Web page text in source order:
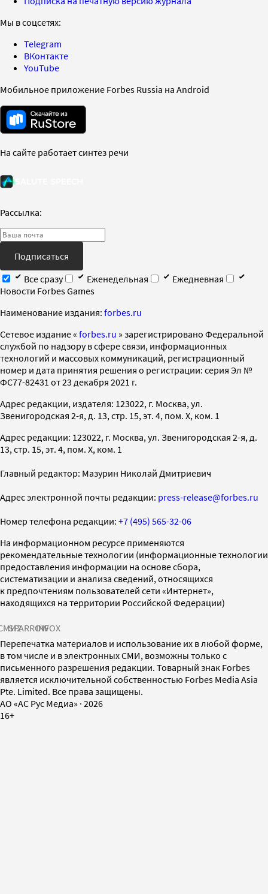
Мы в соцсетях:
Telegram
ВКонтакте
YouTube
Мобильное приложение Forbes Russia на Android
На сайте работает синтез речи
Рассылка:
Подписаться
Все сразу
Еженедельная
Ежедневная
Новости Forbes Games
Наименование издания: forbes.ru
Cетевое издание « forbes.ru » зарегистрировано Федеральной
службой по надзору в сфере связи, информационных
технологий и массовых коммуникаций, регистрационный
номер и дата принятия решения о регистрации: серия Эл №
ФС77-82431 от 23 декабря 2021 г.
Адрес редакции, издателя: 123022, г. Москва, ул.
Звенигородская 2-я, д. 13, стр. 15, эт. 4, пом. X, ком. 1
Адрес редакции: 123022, г. Москва, ул. Звенигородская 2-я, д.
13, стр. 15, эт. 4, пом. X, ком. 1
Главный редактор: Мазурин Николай Дмитриевич
Адрес электронной почты редакции: press-release@forbes.ru
Номер телефона редакции: +7 (495) 565-32-06
На информационном ресурсе применяются
рекомендательные технологии (информационные технологии
предоставления информации на основе сбора,
систематизации и анализа сведений, относящихся
к предпочтениям пользователей сети «Интернет»,
находящихся на территории Российской Федерации)
SPARROWINFOX
Перепечатка материалов и использование их в любой форме,
в том числе и в электронных СМИ, возможны только с
письменного разрешения редакции. Товарный знак Forbes
является исключительной собственностью Forbes Media Asia
Pte. Limited. Все права защищены.
AO «АС Рус Медиа» · 2026
16+